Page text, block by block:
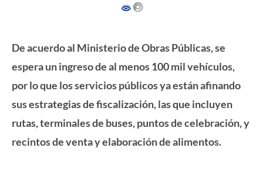
De acuerdo al Ministerio de Obras Públicas, se
espera un ingreso de al menos 100 mil vehículos,
por lo que los servicios públicos ya están afinando
sus estrategias de fiscalización, las que incluyen
rutas, terminales de buses, puntos de celebración, y
recintos de venta y elaboración de alimentos.